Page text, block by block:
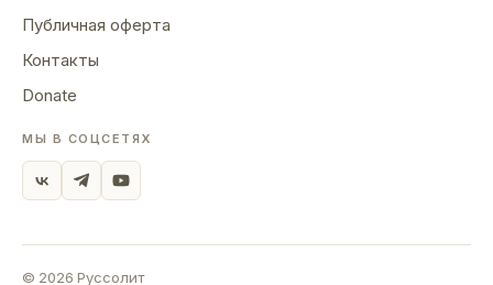
культуры, по специальности «режиссер
режиссером театра-студии «Пеликан»,
поставил более 10 спектаклей, в т. ч. — по
произведениям А. и Б. Стругацких:
Питера». Лауреат II Всесоюзного
фестиваля театральных коллективов 1987
Публичная оферта
Контакты
Donate
МЫ В СОЦСЕТЯХ
© 2026 Руссолит